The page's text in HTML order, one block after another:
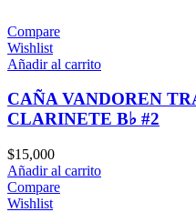
Compare
Wishlist
Añadir al carrito
CAÑA VANDOREN
CLARINETE B♭ #2
$15,000
Añadir al carrito
Compare
Wishlist